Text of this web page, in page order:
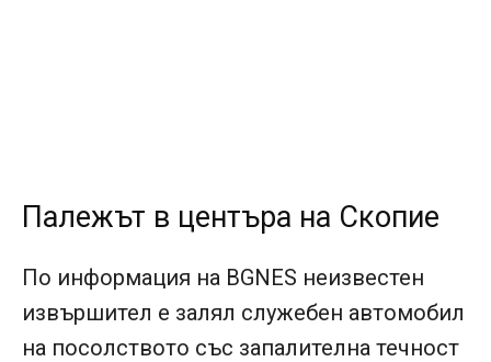
Палежът в центъра на Скопие
По информация на BGNES неизвестен
извършител е залял служебен автомобил
на посолството със запалителна течност